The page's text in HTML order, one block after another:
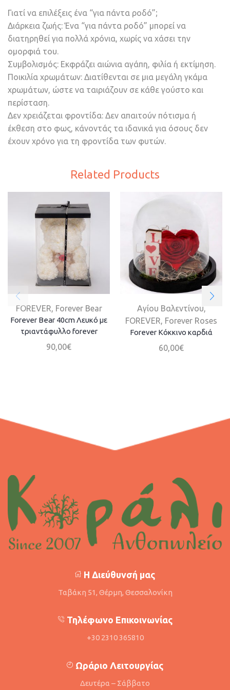
Γιατί να επιλέξεις ένα “για πάντα ροδό”;
Διάρκεια ζωής: Ένα “για πάντα ροδό” μπορεί να
διατηρηθεί για πολλά χρόνια, χωρίς να χάσει την
ομορφιά του.
Συμβολισμός: Εκφράζει αιώνια αγάπη, φιλία ή εκτίμηση.
Ποικιλία χρωμάτων: Διατίθενται σε μια μεγάλη γκάμα
χρωμάτων, ώστε να ταιριάζουν σε κάθε γούστο και
περίσταση.
Δεν χρειάζεται φροντίδα: Δεν απαιτούν πότισμα ή
έκθεση στο φως, κάνοντάς τα ιδανικά για όσους δεν
έχουν χρόνο για τη φροντίδα των φυτών.
Related Products
FOREVER, Forever Bear
Forever Bear 40cm Λευκό με
τριαντάφυλλο forever
90,00€
Aγίου Βαλεντίνου,
FOREVER, Forever Roses
Forever Κόκκινο καρδιά
60,00€
Η Διεύθυνσή μας
Ταβάκη 51, Θέρμη, Θεσσαλονίκη
Τηλέφωνο Επικοινωνίας
+30 2310 365810
Ωράριο Λειτουργίας
Δευτέρα – Σάββατο